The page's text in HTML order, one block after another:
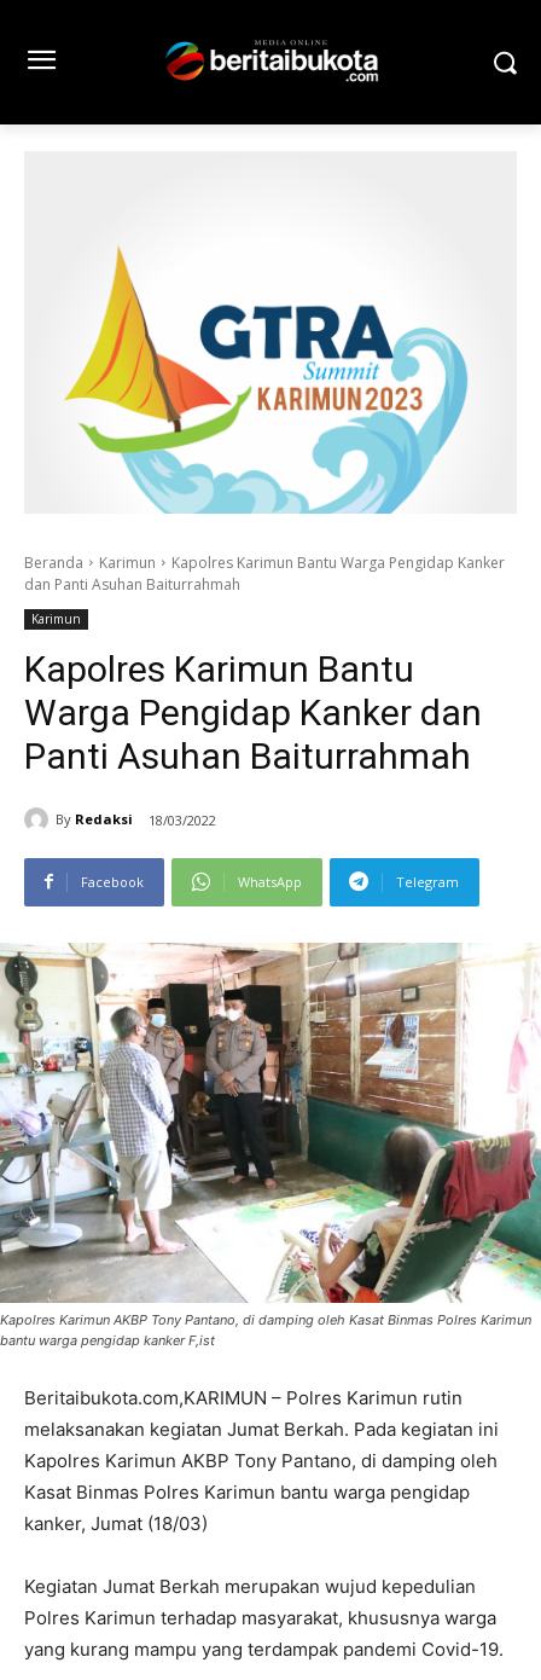
Beranda Karimun
Kapolres Karimun Bantu Warga Pengidap Kanker
dan Panti Asuhan Baiturrahmah
Karimun
Kapolres Karimun Bantu
Warga Pengidap Kanker dan
Panti Asuhan Baiturrahmah
By Redaksi 18/03/2022
Facebook WhatsApp Telegram
Kapolres Karimun AKBP Tony Pantano, di damping oleh Kasat Binmas Polres Karimun
bantu warga pengidap kanker F,ist
Beritaibukota.com,KARIMUN – Polres Karimun rutin
melaksanakan kegiatan Jumat Berkah. Pada kegiatan ini
Kapolres Karimun AKBP Tony Pantano, di damping oleh
Kasat Binmas Polres Karimun bantu warga pengidap
kanker, Jumat (18/03)
Kegiatan Jumat Berkah merupakan wujud kepedulian
Polres Karimun terhadap masyarakat, khususnya warga
yang kurang mampu yang terdampak pandemi Covid-19.